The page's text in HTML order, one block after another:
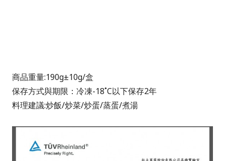
商品重量:190g±10g/盒
保存方式與期限：冷凍-18˚C以下保存2年
料理建議:炒飯/炒菜/炒蛋/蒸蛋/煮湯